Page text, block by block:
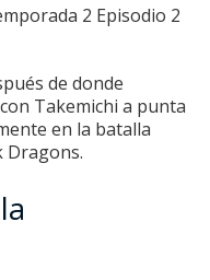
de donde
Takemichi a punta
en la batalla
Dragons.